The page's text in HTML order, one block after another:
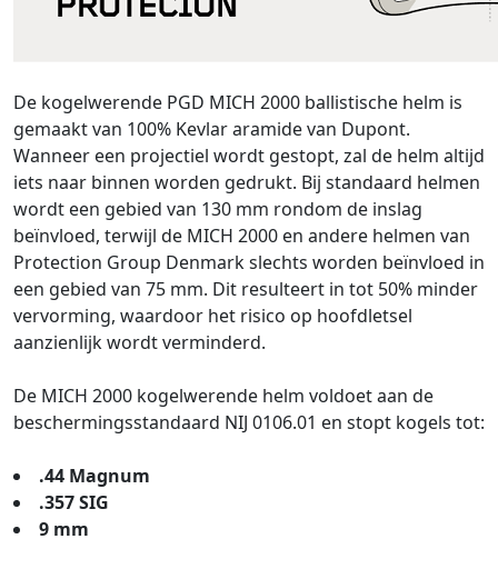
De kogelwerende PGD MICH 2000 ballistische helm is
gemaakt van 100% Kevlar aramide van Dupont.
Wanneer een projectiel wordt gestopt, zal de helm altijd
iets naar binnen worden gedrukt. Bij standaard helmen
wordt een gebied van 130 mm rondom de inslag
beïnvloed, terwijl de MICH 2000 en andere helmen van
Protection Group Denmark slechts worden beïnvloed in
een gebied van 75 mm. Dit resulteert in tot 50% minder
vervorming, waardoor het risico op hoofdletsel
aanzienlijk wordt verminderd.
De MICH 2000 kogelwerende helm voldoet aan de
beschermingsstandaard NIJ 0106.01 en stopt kogels tot:
.44 Magnum
.357 SIG
9 mm